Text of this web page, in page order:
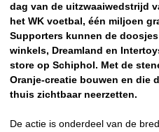
dag van de uitzwaaiwedstrijd
het WK voetbal, één miljoen
Supporters kunnen de
winkels, Dreamland en
store op Schiphol. Met de
Oranje-creatie bouwen en die
thuis zichtbaar neerzetten.
De actie is onderdeel van de